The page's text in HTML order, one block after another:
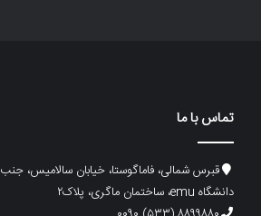
تماس با ما
قبرس شمالی، فاماگوستا، خیابان سالامیس، جنب
دانشگاه emu، ساختمان ماگری، پلاک۲